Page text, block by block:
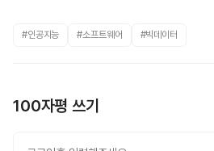
#인공지능 #소프트웨어 #빅데이터
100자평 쓰기